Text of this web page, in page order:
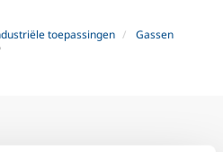
toepassingen
Gassen